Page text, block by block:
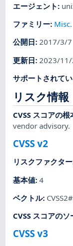
エージェント :
ファミリー: Misc.
公開日:2017/3/7
更新日: 2023/
サポートされて
リスク情報
CVSS スコアの根
vendor advisory.
CVSS v2
リスクファクター
基本値:4
ベクトル:
CVSS スコアのソ
CVSS v3